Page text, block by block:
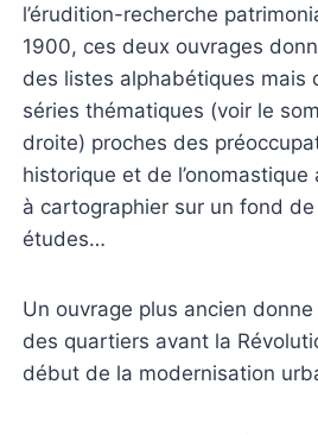
l’érudition-recherche
1900, ces deux ouvrages
des listes alphabétiques mais
séries thématiques (voir le
droite) proches des
historique et de
à cartographier sur un fond
études…
Un ouvrage plus ancien
des quartiers avant la
début de la modernisation